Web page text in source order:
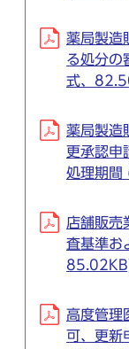
薬局製造
る処分の
式、
薬局製造
更承認申
処理期間
店舗販売
査基準お
高度管理
可、更新